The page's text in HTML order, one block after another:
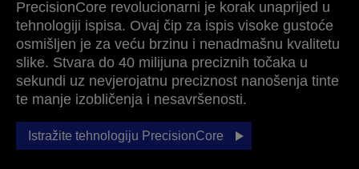
PrecisionCore revolucionarni je korak unaprijed u
tehnologiji ispisa. Ovaj čip za ispis visoke gustoće
osmišljen je za veću brzinu i nenadmašnu kvalitetu
slike. Stvara do 40 milijuna preciznih točaka u
sekundi uz nevjerojatnu preciznost nanošenja tinte
te manje izobličenja i nesavršenosti.
Istražite tehnologiju PrecisionCore